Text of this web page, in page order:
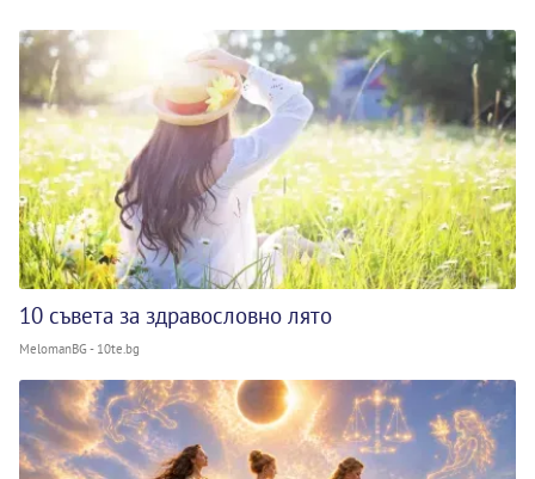
10 съвета за здравословно лято
MelomanBG - 10te.bg